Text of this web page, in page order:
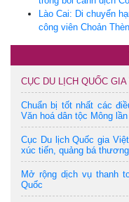
Lào Cai: Di chuyển
công viên Choản
CỤC DU LỊCH QUỐC
Chuẩn bị tốt nhất các
Văn hoá dân tộc Mông
Cục Du lịch Quốc gia
xúc tiến, quảng bá
Mở rộng dịch vụ thanh
Quốc